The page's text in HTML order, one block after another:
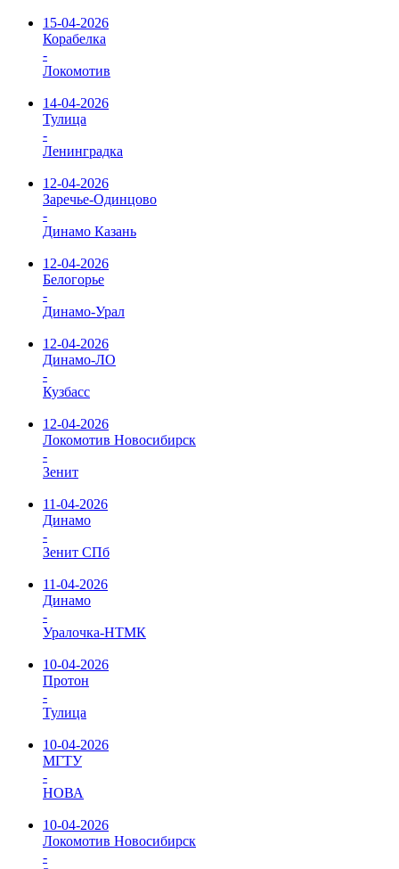
15-04-2026
Корабелка
-
Локомотив
14-04-2026
Тулица
-
Ленинградка
12-04-2026
Заречье-Одинцово
-
Динамо Казань
12-04-2026
Белогорье
-
Динамо-Урал
12-04-2026
Динамо-ЛО
-
Кузбасс
12-04-2026
Локомотив Новосибирск
-
Зенит
11-04-2026
Динамо
-
Зенит СПб
11-04-2026
Динамо
-
Уралочка-НТМК
10-04-2026
Протон
-
Тулица
10-04-2026
МГТУ
-
НОВА
10-04-2026
Локомотив Новосибирск
-